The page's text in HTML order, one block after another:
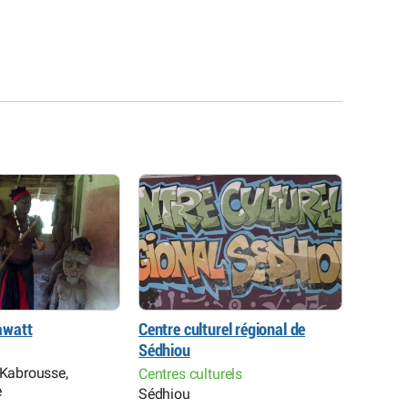
Centre culturel régional de
Sédhiou
Centres culturels
Sédhiou